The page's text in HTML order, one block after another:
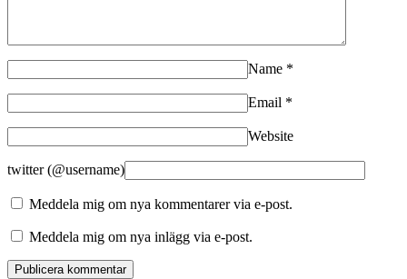
Name *
Email *
Website
twitter (@username)
Meddela mig om nya kommentarer via e-post.
Meddela mig om nya inlägg via e-post.